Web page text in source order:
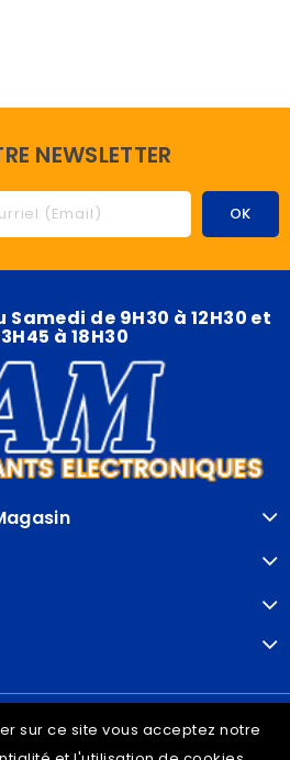
NEWSLETTER
de 9H30 à 12H30 et
à 18H30
VDRAM - 2026
sur ce site vous acceptez notre